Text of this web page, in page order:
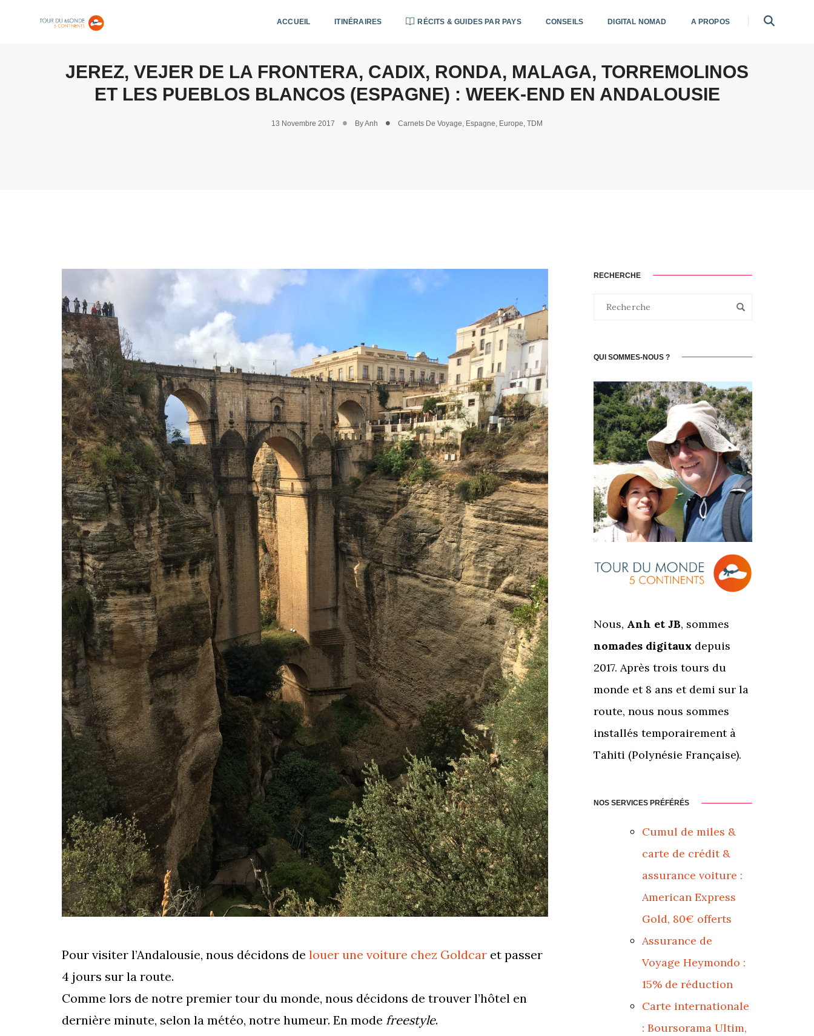
ACCUEIL ITINÉRAIRES RÉCITS & GUIDES PAR PAYS CONSEILS DIGITAL NOMAD A PROPOS
JEREZ, VEJER DE LA FRONTERA, CADIX, RONDA, MALAGA, TORREMOLINOS
ET LES PUEBLOS BLANCOS (ESPAGNE) : WEEK-END EN ANDALOUSIE
13 Novembre 2017 ByAnh Carnets De Voyage, Espagne, Europe, TDM
Pour visiter l’Andalousie, nous décidons de louer une voiture chez Goldcar et passer
4 jours sur la route.
Comme lors de notre premier tour du monde, nous décidons de trouver l’hôtel en
dernière minute, selon la météo, notre humeur. En mode freestyle.
RECHERCHE
QUI SOMMES-NOUS ?
Nous, Anh et JB, sommes
nomades digitaux depuis
2017. Après trois tours du
monde et 8 ans et demi sur la
route, nous nous sommes
installés temporairement à
Tahiti (Polynésie Française).
NOS SERVICES PRÉFÉRÉS
Cumul de miles &
carte de crédit &
assurance voiture :
American Express
Gold, 80€ offerts
Assurance de
Voyage Heymondo :
15% de réduction
Carte internationale
: Boursorama Ultim,